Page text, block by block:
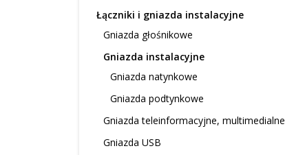
Łączniki i gniazda instalacyjne
Gniazda głośnikowe
Gniazda instalacyjne
Gniazda natynkowe
Gniazda podtynkowe
Gniazda teleinformacyjne, multimedialne
Gniazda USB